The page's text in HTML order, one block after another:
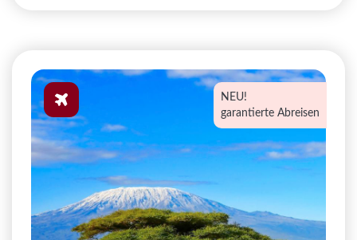
NEU!
garantierte Abreisen